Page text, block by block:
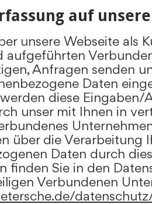
auf
unsere Webseite als
aufgeführten
Anfragen senden
Daten
diese
unser mit Ihnen in
über die Verarbeitung
Daten durch
finden Sie in den
Verbundenen